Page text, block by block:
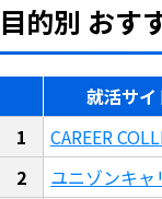
目的別 おす
就活サイ
CAREER
ユニゾンキャ